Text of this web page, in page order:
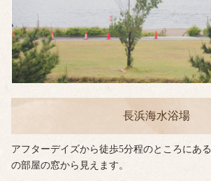
長浜海水浴場
アフターデイズから徒歩5分程のところにあ
の部屋の窓から見えます。